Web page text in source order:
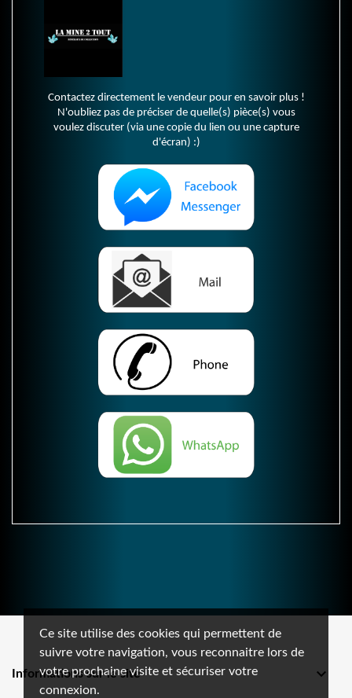
Ce site utilise des cookies qui permettent de
suivre votre navigation, vous reconnaitre lors de
votre prochaine visite et sécuriser votre
connexion.
Contactez directement le vendeur pour en savoir plus !
N'oubliez pas de préciser de quelle(s) pièce(s) vous
voulez discuter (via une copie du lien ou une capture
d'écran) :)
Informations sur le site 